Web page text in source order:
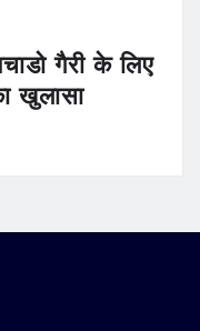
गैरी के लिए
खुलासा